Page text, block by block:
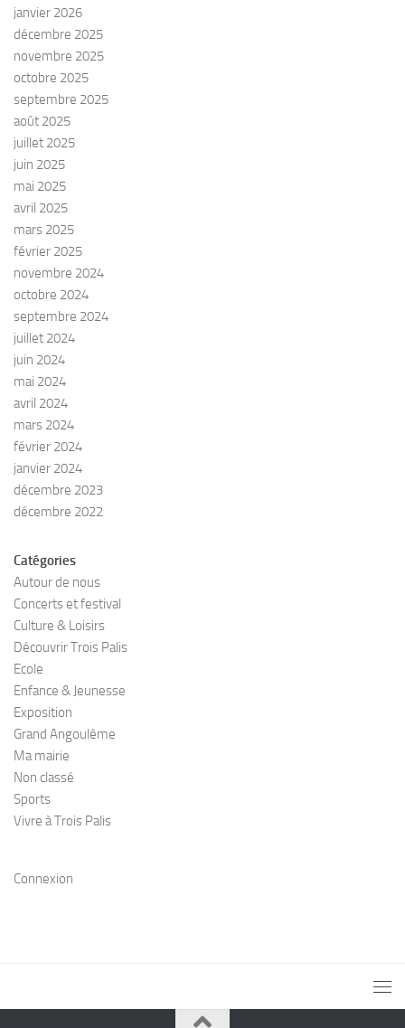
janvier 2026
décembre 2025
novembre 2025
octobre 2025
septembre 2025
août 2025
juillet 2025
juin 2025
mai 2025
avril 2025
mars 2025
février 2025
novembre 2024
octobre 2024
septembre 2024
juillet 2024
juin 2024
mai 2024
avril 2024
mars 2024
février 2024
janvier 2024
décembre 2023
décembre 2022
Catégories
Autour de nous
Concerts et festival
Culture & Loisirs
Découvrir Trois Palis
Ecole
Enfance & Jeunesse
Exposition
Grand Angoulême
Ma mairie
Non classé
Sports
Vivre à Trois Palis
Connexion